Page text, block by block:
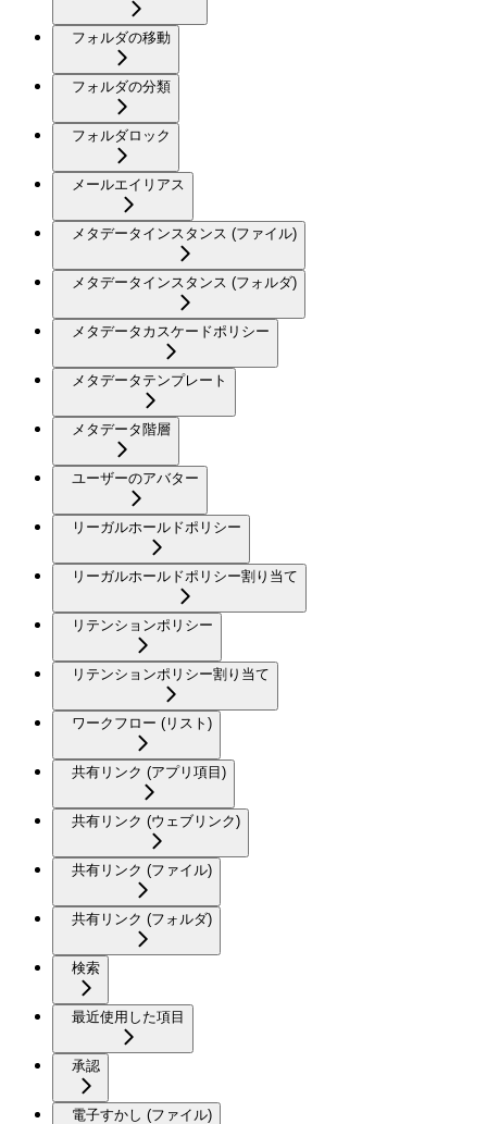
フォルダの移動
フォルダの分類
フォルダロック
メールエイリアス
メタデータインスタンス (ファイル)
メタデータインスタンス (フォルダ)
メタデータカスケードポリシー
メタデータテンプレート
メタデータ階層
ユーザーのアバター
リーガルホールドポリシー
リーガルホールドポリシー割り当て
リテンションポリシー
リテンションポリシー割り当て
ワークフロー (リスト)
共有リンク (アプリ項目)
共有リンク (ウェブリンク)
共有リンク (ファイル)
共有リンク (フォルダ)
検索
最近使用した項目
承認
電子すかし (ファイル)